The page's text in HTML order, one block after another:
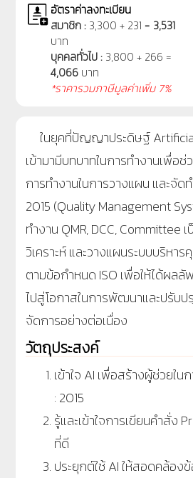
อัตราค่าลงทะเบียน
สมาชิก : 3,300 + 231 = 3,531
บาท
บุคคลทั่วไป : 3,800 + 266 =
4,066 บาท
*ราคารวมภาษีมูลค่าเพิ่ม 7%
ในยุคที่ปัญญาประดิษฐ์
เข้ามามีบทบาทในการทำงานเพื่อ
การทำงานในการวางแผน และจัด
2015 (Quality Management
ทำงาน QMR, DCC, Committee
วิเคราะห์ และวางแผนระบบบริห
ตามข้อกำหนด ISO เพื่อให้ได้ผลลั
ไปสู่โอกาสในการพัฒนาและปรับป
จัดการอย่างต่อเนื่อง
วัตถุประสงค์
เข้าใจ AI เพื่อสร้างผู้ช่วยใน
: 2015
รู้และเข้าใจการเขียนคำสั่ง
ที่ดี
ประยุกต์ใช้ AI ให้สอดคล้อง